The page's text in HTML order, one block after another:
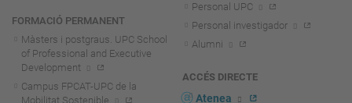
FORMACIÓ PERMANENT
Màsters i postgraus. UPC School
of Professional and Executive
Development
Campus FPCAT-UPC de la
Mobilitat Sostenible
Personal UPC
Personal investigador
Alumni
ACCÉS DIRECTE
Atenea